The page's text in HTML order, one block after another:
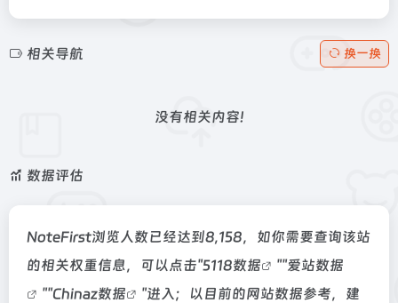
相关导航 换一换
没有相关内容!
数据评估
NoteFirst浏览人数已经达到8,158，如你需要查询该站
的相关权重信息，可以点击"5118数据 ""爱站数据
""Chinaz数据
"进入；以目前的网站数据参考，建